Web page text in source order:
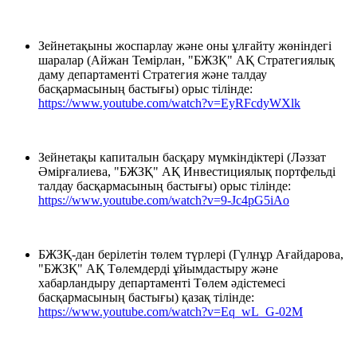
Зейнетақыны жоспарлау және оны ұлғайту жөніндегі
шаралар (Айжан Темірлан, "БЖЗҚ" АҚ Стратегиялық
даму департаменті Стратегия және талдау
басқармасының бастығы) орыс тілінде:
https://www.youtube.com/watch?v=EyRFcdyWXlk
Зейнетақы капиталын басқару мүмкіндіктері (Ләззат
Әмірғалиева, "БЖЗҚ" АҚ Инвестициялық портфельді
талдау басқармасының бастығы) орыс тілінде:
https://www.youtube.com/watch?v=9-Jc4pG5iAo
БЖЗҚ-дан берілетін төлем түрлері (Гүлнұр Ағайдарова,
"БЖЗҚ" АҚ Төлемдерді ұйымдастыру және
хабарландыру департаменті Төлем әдістемесі
басқармасының бастығы) қазақ тілінде:
https://www.youtube.com/watch?v=Eq_wL_G-02M